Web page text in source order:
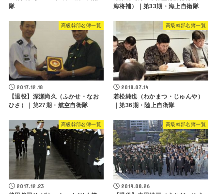
隊
海将補）｜第33期・海上自衛隊
高級幹部名簿一覧
2017.12.18
【退役】深瀬尚久（ふかせ・なお
ひさ）｜第27期・航空自衛隊
高級幹部名簿一覧
2018.07.14
若松純也（わかまつ・じゅんや）
｜第36期・陸上自衛隊
高級幹部名簿一覧
2017.12.23
高級幹部名簿一覧
2019.08.26